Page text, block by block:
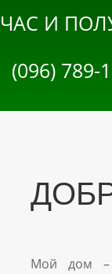
И
(096) 789-
Мой дом –